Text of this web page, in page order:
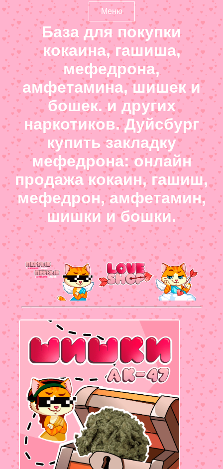
Меню
База для покупки
кокаина, гашиша,
мефедрона,
амфетамина, шишек и
бошек. и других
наркотиков. Дуйсбург
купить закладку
мефедрона: онлайн
продажа кокаин, гашиш,
мефедрон, амфетамин,
шишки и бошки.